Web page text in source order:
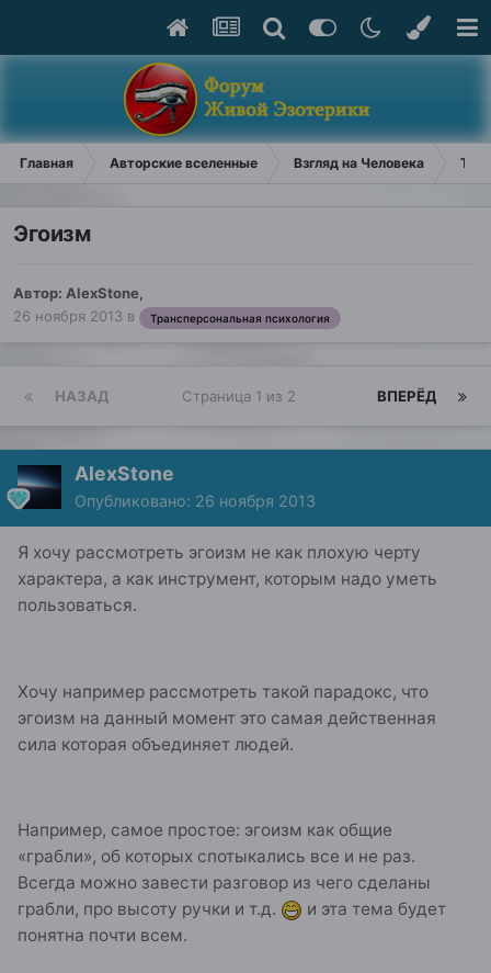
Главная Авторские вселенные Взгляд на Человека
Эгоизм
Автор: AlexStone,
26 ноября 2013 в Трансперсональная психология
НАЗАД ВПЕРЁД
Страница 1 из 2
AlexStone
Опубликовано: 26 ноября 2013
Я хочу рассмотреть эгоизм не как плохую черту
характера, а как инструмент, которым надо уметь
пользоваться.
Хочу например рассмотреть такой парадокс, что
эгоизм на данный момент это самая действенная
сила которая объединяет людей.
Например, самое простое: эгоизм как общие
«грабли», об которых спотыкались все и не раз.
Всегда можно завести разговор из чего сделаны
грабли, про высоту ручки и т.д.
и эта тема будет
понятна почти всем.